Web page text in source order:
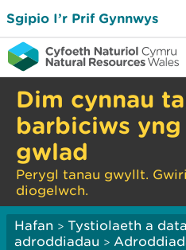
Sgipio I’r Prif Gynnwys
Dim cynnau
barbiciws
gwlad
Perygl tanau gwyllt.
diogelwch.
Hafan > Tystiolaeth a data
adroddiadau >